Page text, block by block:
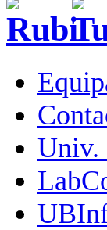
Univ.